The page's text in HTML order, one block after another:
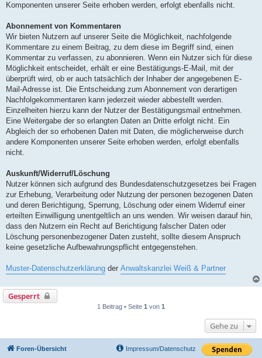
Komponenten unserer Seite erhoben werden, erfolgt ebenfalls nicht.
Abonnement von Kommentaren
Wir bieten Nutzern auf unserer Seite die Möglichkeit, nachfolgende
Kommentare zu einem Beitrag, zu dem diese im Begriff sind, einen
Kommentar zu verfassen, zu abonnieren. Wenn ein Nutzer sich für diese
Möglichkeit entscheidet, erhält er eine Bestätigungs-E-Mail, mit der
überprüft wird, ob er auch tatsächlich der Inhaber der angegebenen E-
Mail-Adresse ist. Die Entscheidung zum Abonnement von derartigen
Nachfolgekommentaren kann jederzeit wieder abbestellt werden.
Einzelheiten hierzu kann der Nutzer der Bestätigungsmail entnehmen.
Eine Weitergabe der so erlangten Daten an Dritte erfolgt nicht. Ein
Abgleich der so erhobenen Daten mit Daten, die möglicherweise durch
andere Komponenten unserer Seite erhoben werden, erfolgt ebenfalls
nicht.
Auskunft/Widerruf/Löschung
Nutzer können sich aufgrund des Bundesdatenschutzgesetzes bei Fragen
zur Erhebung, Verarbeitung oder Nutzung der personen bezogenen Daten
und deren Berichtigung, Sperrung, Löschung oder einem Widerruf einer
erteilten Einwilligung unentgeltlich an uns wenden. Wir weisen darauf hin,
dass den Nutzern ein Recht auf Berichtigung falscher Daten oder
Löschung personenbezogener Daten zusteht, sollte diesem Anspruch
keine gesetzliche Aufbewahrungspflicht entgegenstehen.
Muster-Datenschutzerklärung der Anwaltskanzlei Weiß & Partner
Gesperrt
1 Beitrag • Seite 1 von 1
Gehe zu
Foren-Übersicht Impressum/Datenschutz